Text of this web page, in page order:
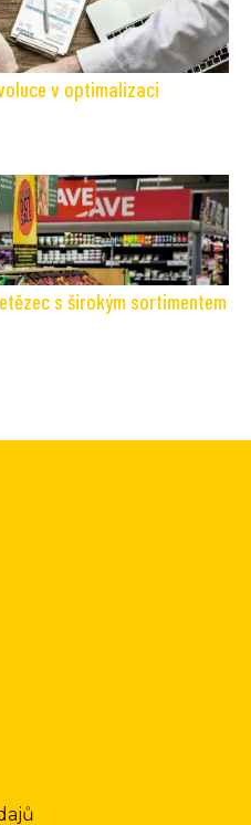
v optimalizaci
s širokým sortimentem